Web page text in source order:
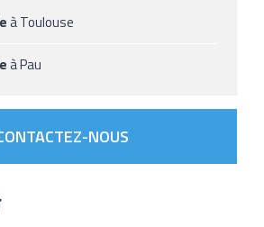
à Toulouse
à Pau
NOUS